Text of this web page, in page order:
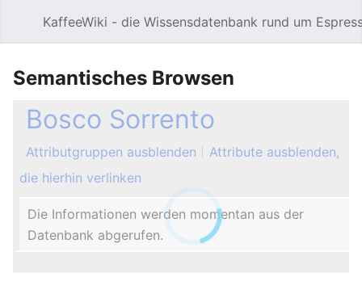
KaffeeWiki - die Wissensdatenbank rund um
Semantisches Browsen
Bosco Sorrento
Attributgruppen ausblenden
Attribute ausblenden,
die hierhin verlinken
Die Informationen werden momentan aus der
Datenbank abgerufen.